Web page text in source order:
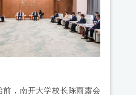
前，南开大学校长陈雨露会